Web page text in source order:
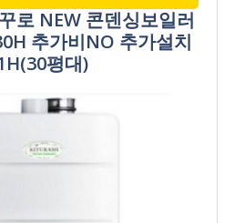
로 NEW 콘덴싱보일러
추가비NO 추가설치
평대)